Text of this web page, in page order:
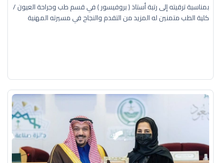
بمناسبة ترقيته إلى رتبة أستاذ ( بروفيسور ) في قسم طب وجراحة العيون /
كلية الطب متمنين له المزيد من التقدم والنجاح في مسيرته المهنية